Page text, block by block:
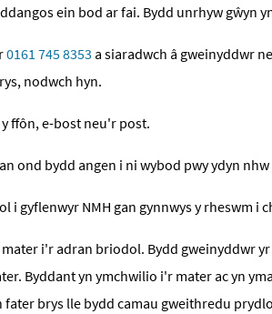
ein bod ar fai. Bydd unrhyw gŵyn
0161 745 8353 a siaradwch â gweinyddwr
nodwch hyn.
ffôn, e-bost neu'r post.
ond bydd angen i ni wybod pwy ydyn
i gyflenwyr NMH gan gynnwys y rheswm
i'r adran briodol. Bydd gweinyddwr
Byddant yn ymchwilio i'r mater ac yn
brys lle bydd camau gweithredu